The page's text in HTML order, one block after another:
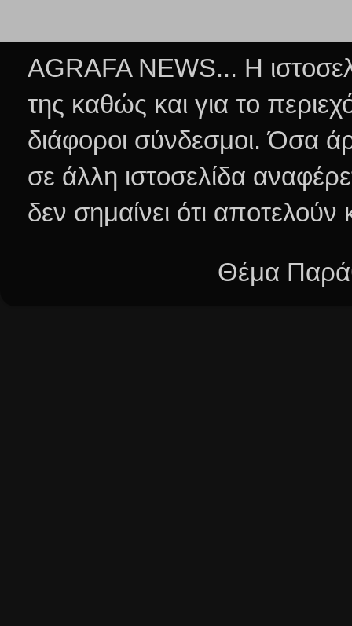
AGRAFA NEWS... Η
της καθώς και για το
διάφοροι σύνδεσμοι.Όσα
σε άλλη ιστοσελίδα
δεν σημαίνει ότι
Θέμα